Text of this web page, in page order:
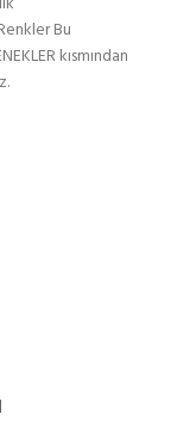
Bu
kısmından